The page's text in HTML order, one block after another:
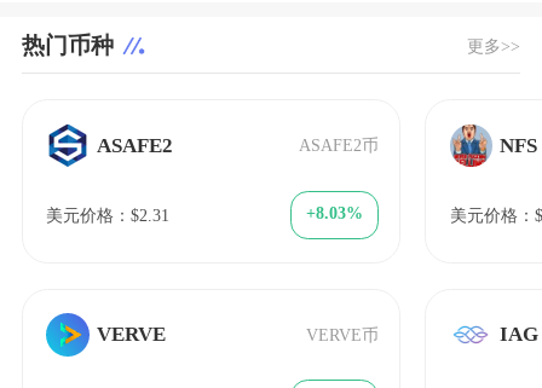
热门币种 更多>>
ASAFE2 ASAFE2币
美元价格：$2.31 +8.03%
VERVE VERVE币
NFS
美元价格：
IAG